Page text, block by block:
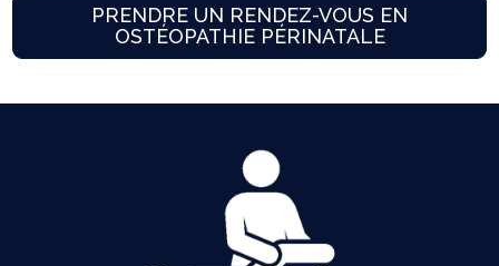
PRENDRE UN RENDEZ-VOUS EN
OSTÉOPATHIE PÉRINATALE